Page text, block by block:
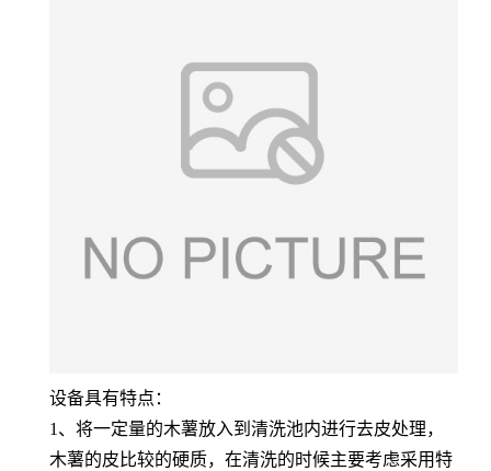
设备具有特点：
1、将一定量的木薯放入到清洗池内进行去皮处理，
木薯的皮比较的硬质，在清洗的时候主要考虑采用特